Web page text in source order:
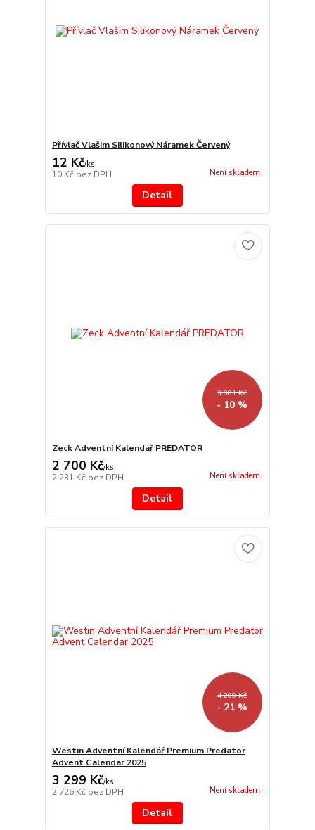
Přívlač Vlašim Silikonový Náramek Červený
12 Kč/ks
10 Kč bez DPH Není skladem
Detail
3 001 Kč
- 10 %
Zeck Adventní Kalendář PREDATOR
2 700 Kč/ks
2 231 Kč bez DPH Není skladem
Detail
4 200 Kč
- 21 %
Westin Adventní Kalendář Premium Predator
Advent Calendar 2025
3 299 Kč/ks
2 726 Kč bez DPH Není skladem
Detail